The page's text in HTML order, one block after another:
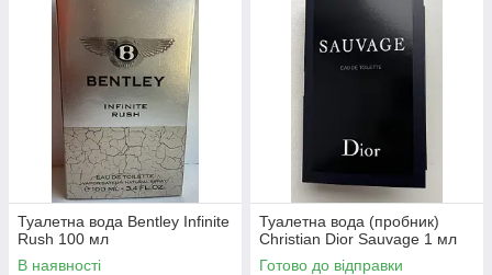
Туалетна вода Bentley Infinite
Rush 100 мл
В наявності
Туалетна вода (пробник)
Christian Dior Sauvage 1 мл
Готово до відправки